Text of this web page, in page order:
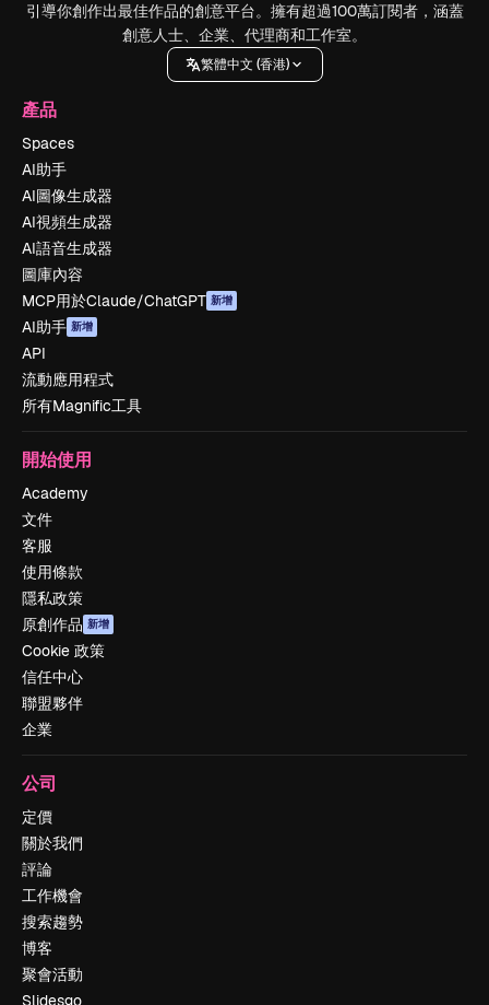
引導你創作出最佳作品的創意平台。擁有超過100萬訂閱者，涵蓋
創意人士、企業、代理商和工作室。
繁體中文 (香港)
產品
Spaces
AI助手
AI圖像生成器
AI視頻生成器
AI語音生成器
圖庫內容
MCP用於Claude/ChatGPT 新增
AI助手 新增
API
流動應用程式
所有Magnific工具
開始使用
Academy
文件
客服
使用條款
隱私政策
原創作品 新增
Cookie 政策
信任中心
聯盟夥伴
企業
公司
定價
關於我們
評論
工作機會
搜索趨勢
博客
聚會活動
Slidesgo